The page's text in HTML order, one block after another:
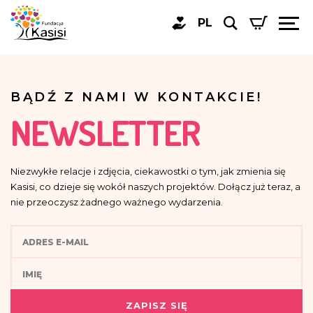
PL
BĄDŹ Z NAMI W KONTAKCIE!
NEWSLETTER
Niezwykłe relacje i zdjęcia, ciekawostki o tym, jak zmienia się
Kasisi, co dzieje się wokół naszych projektów. Dołącz już teraz, a
nie przeoczysz żadnego ważnego wydarzenia.
ZAPISZ SIĘ